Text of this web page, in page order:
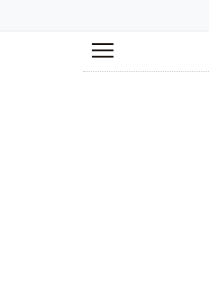
Menú